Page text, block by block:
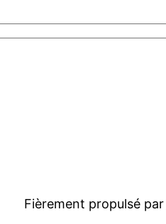
Fièrement propulsé par